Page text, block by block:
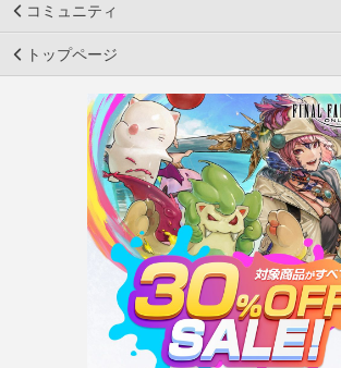
コミュニティ
トップページ